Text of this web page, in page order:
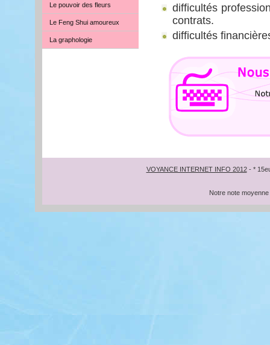
Le pouvoir des fleurs
Le Feng Shui amoureux
La graphologie
difficultés
contrats.
difficultés
VOYANCE INTERNET INFO 2012- *
Notre note